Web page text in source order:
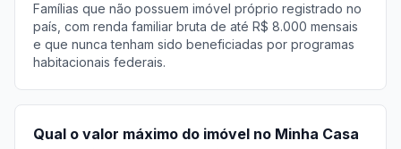
Famílias que não possuem imóvel próprio registrado no
país, com renda familiar bruta de até R$ 8.000 mensais
e que nunca tenham sido beneficiadas por programas
habitacionais federais.
Qual o valor máximo do imóvel no Minha Casa